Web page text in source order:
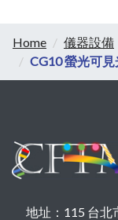
Home 儀器設備
CG10 螢光可
地址：115 台北